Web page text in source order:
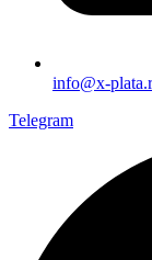
info@x-
Telegram